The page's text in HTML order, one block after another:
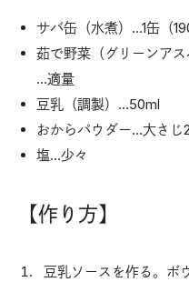
サバ缶（水煮）…1缶（
茹で野菜（グリーンアス
…適量
豆乳（調製）…50ml
おからパウダー…大さじ2
塩…少々
【作り方】
豆乳ソースを作る。ボ